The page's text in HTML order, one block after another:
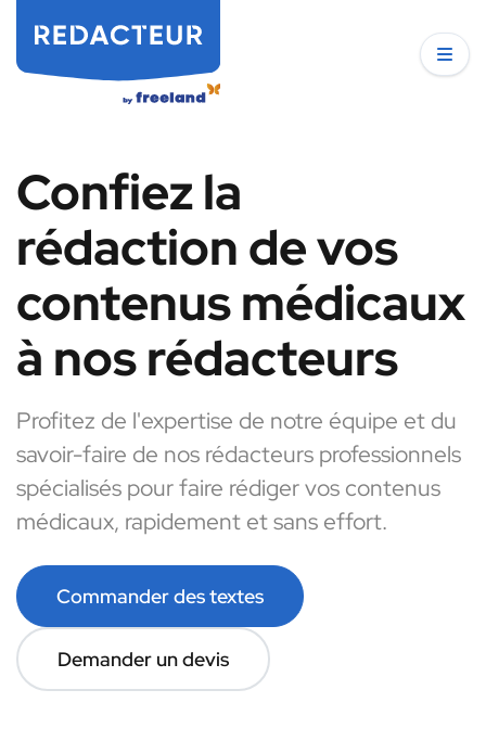
Confiez la
rédaction de vos
contenus médicaux
à nos rédacteurs
Profitez de l'expertise de notre équipe et du
savoir-faire de nos rédacteurs professionnels
spécialisés pour faire rédiger vos contenus
médicaux, rapidement et sans effort.
Commander des textes
Demander un devis